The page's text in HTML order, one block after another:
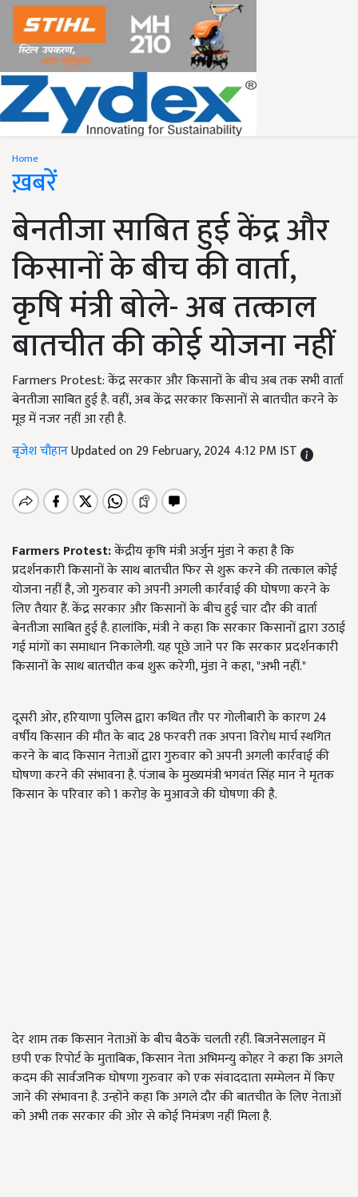
Home
ख़बरें
बेनतीजा साबित हुई केंद्र और
किसानों के बीच की वार्ता,
कृषि मंत्री बोले- अब तत्काल
बातचीत की कोई योजना नहीं
Farmers Protest: केंद्र सरकार और किसानों के बीच अब तक सभी वार्ता
बेनतीजा साबित हुई है. वहीं, अब केंद्र सरकार किसानों से बातचीत करने के
मूड में नजर नहीं आ रही है.
बृजेश चौहानUpdated on 29 February, 2024 4:12 PM IST
Farmers Protest:केंद्रीय कृषि मंत्री अर्जुन मुंडा ने कहा है कि
प्रदर्शनकारी किसानों के साथ बातचीत फिर से शुरू करने की तत्काल कोई
योजना नहीं है, जो गुरुवार को अपनी अगली कार्रवाई की घोषणा करने के
लिए तैयार हैं. केंद्र सरकार और किसानों के बीच हुई चार दौर की वार्ता
बेनतीजा साबित हुई है. हालांकि, मंत्री ने कहा कि सरकार किसानों द्वारा उठाई
गई मांगों का समाधान निकालेगी. यह पूछे जाने पर कि सरकार प्रदर्शनकारी
किसानों के साथ बातचीत कब शुरू करेगी, मुंडा ने कहा, "अभी नहीं."
दूसरी ओर, हरियाणा पुलिस द्वारा कथित तौर पर गोलीबारी के कारण 24
वर्षीय किसान की मौत के बाद 28 फरवरी तक अपना विरोध मार्च स्थगित
करने के बाद किसान नेताओं द्वारा गुरुवार को अपनी अगली कार्रवाई की
घोषणा करने की संभावना है. पंजाब के मुख्यमंत्री भगवंत सिंह मान ने मृतक
किसान के परिवार को 1 करोड़ के मुआवजे की घोषणा की है.
देर शाम तक किसान नेताओं के बीच बैठकें चलती रहीं. बिजनेसलाइन में
छपी एक रिपोर्ट के मुताबिक, किसान नेता अभिमन्यु कोहर ने कहा कि अगले
कदम की सार्वजनिक घोषणा गुरुवार को एक संवाददाता सम्मेलन में किए
जाने की संभावना है. उन्होंने कहा कि अगले दौर की बातचीत के लिए नेताओं
को अभी तक सरकार की ओर से कोई निमंत्रण नहीं मिला है.